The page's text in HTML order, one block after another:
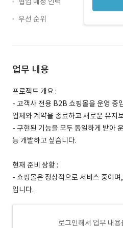
우선 순위
업무 내용
프로젝트 개요 :
- 고객사 전용 B2B 쇼핑몰을 운영 중
업체와 계약을 종료하고 새로운 유지
- 구현된 기능을 모두 동일하게 받아
능 개발하고 싶습니다.
현재 준비 상황 :
- 쇼핑몰은 정상적으로 서비스 중이
입니다.
로그인해서 업무 내